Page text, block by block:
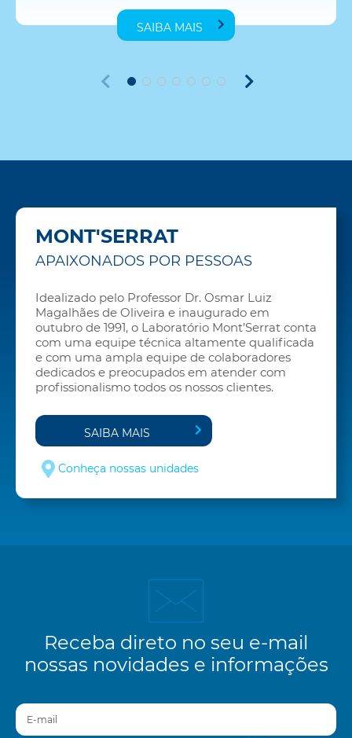
SAIBA MAIS
MONT'SERRAT
APAIXONADOS POR PESSOAS
Idealizado pelo Professor Dr. Osmar Luiz
Magalhães de Oliveira e inaugurado em
outubro de 1991, o Laboratório Mont’Serrat conta
com uma equipe técnica altamente qualificada
e com uma ampla equipe de colaboradores
dedicados e preocupados em atender com
profissionalismo todos os nossos clientes.
SAIBA MAIS
Conheça nossas unidades
Receba direto no seu e-mail
nossas novidades e informações
E-mail